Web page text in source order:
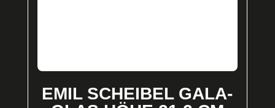
EMIL SCHEIBEL GALA-